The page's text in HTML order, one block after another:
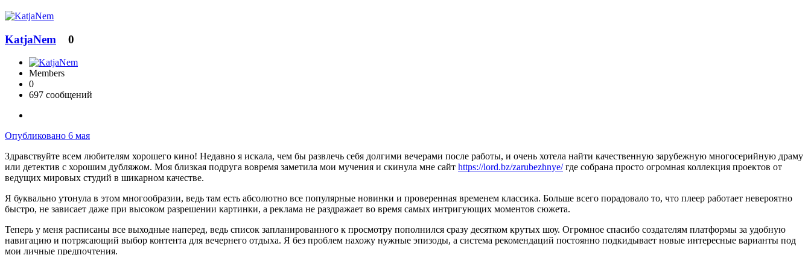
KatjaNem 0
Members
0
697 сообщений
Опубликовано 6 мая
Здравствуйте всем любителям хорошего кино! Недавно я искала, чем бы развлечь себя долгими вечерами после работы, и очень хотела найти качественную зарубежную многосерийную драму
или детектив с хорошим дубляжом. Моя близкая подруга вовремя заметила мои мучения и скинула мне сайт https://lord.bz/zarubezhnye/где собрана просто огромная коллекция проектов от
ведущих мировых студий в шикарном качестве.
Я буквально утонула в этом многообразии, ведь там есть абсолютно все популярные новинки и проверенная временем классика. Больше всего порадовало то, что плеер работает невероятно
быстро, не зависает даже при высоком разрешении картинки, а реклама не раздражает во время самых интригующих моментов сюжета.
Теперь у меня расписаны все выходные наперед, ведь список запланированного к просмотру пополнился сразу десятком крутых шоу. Огромное спасибо создателям платформы за удобную
навигацию и потрясающий выбор контента для вечернего отдыха. Я без проблем нахожу нужные эпизоды, а система рекомендаций постоянно подкидывает новые интересные варианты под
мои личные предпочтения.